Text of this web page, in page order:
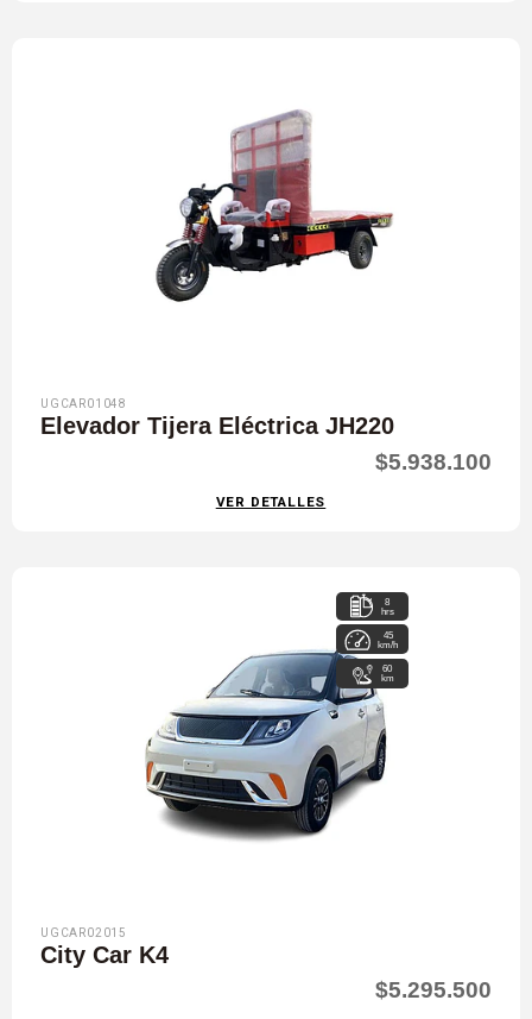
UGCAR01048
Elevador Tijera Eléctrica JH220
$5.938.100
VER DETALLES
8
hrs
45
km/h
60
km
UGCAR02015
City Car K4
$5.295.500